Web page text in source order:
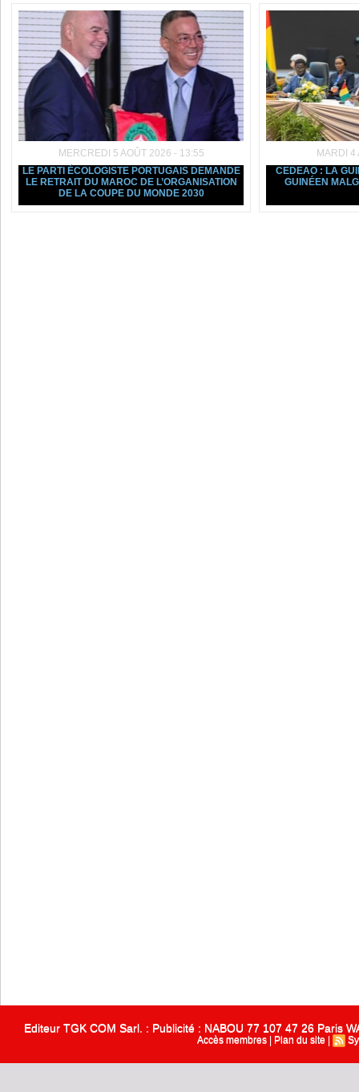
MERCREDI 5 AOÛT 2026 - 13:55
LE PARTI ÉCOLOGISTE PORTUGAIS DEMANDE
LE RETRAIT DU MAROC DE L’ORGANISATION
DE LA COUPE DU MONDE 2030
MARDI
CEDEAO : LA
GUINÉEN
Editeur TGK COM Sarl. : Publicité : NABOU 77 107 47 26 Paris
Accès membres Plan du site